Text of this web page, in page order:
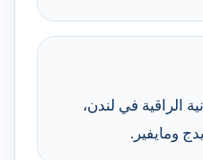
الراقية في لندن،
ومايفير.